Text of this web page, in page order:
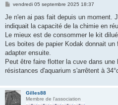
M
s
a
g
vendredi 05 septembre 2025 18:37
Je n'en ai pas fait depuis un moment.
indiquait la capacité de la chimie en
Le mieux est de consommer le kit
Les boites de papier Kodak donnait
adapter ensuite.
Peut être faire flotter la cuve dans
résistances d'aquarium s'arrêtent à
Gilles88
Membre de l'association